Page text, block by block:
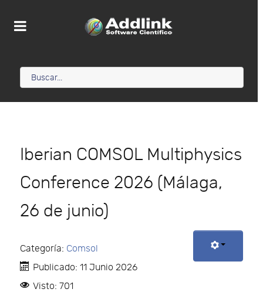
Iberian COMSOL Multiphysics
Conference 2026 (Málaga,
26 de junio)
Categoría: Comsol
Publicado: 11 Junio 2026
Visto: 701